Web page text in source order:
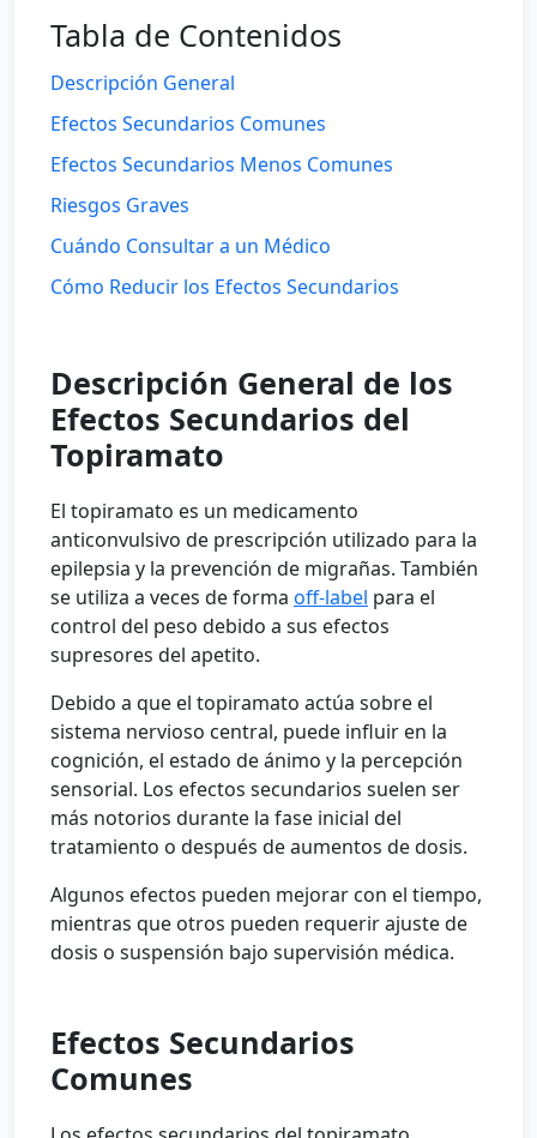
Tabla de Contenidos
Descripción General
Efectos Secundarios Comunes
Efectos Secundarios Menos Comunes
Riesgos Graves
Cuándo Consultar a un Médico
Cómo Reducir los Efectos Secundarios
Descripción General de los
Efectos Secundarios del
Topiramato
El topiramato es un medicamento
anticonvulsivo de prescripción utilizado para la
epilepsia y la prevención de migrañas. También
se utiliza a veces de forma off-label para el
control del peso debido a sus efectos
supresores del apetito.
Debido a que el topiramato actúa sobre el
sistema nervioso central, puede influir en la
cognición, el estado de ánimo y la percepción
sensorial. Los efectos secundarios suelen ser
más notorios durante la fase inicial del
tratamiento o después de aumentos de dosis.
Algunos efectos pueden mejorar con el tiempo,
mientras que otros pueden requerir ajuste de
dosis o suspensión bajo supervisión médica.
Efectos Secundarios
Comunes